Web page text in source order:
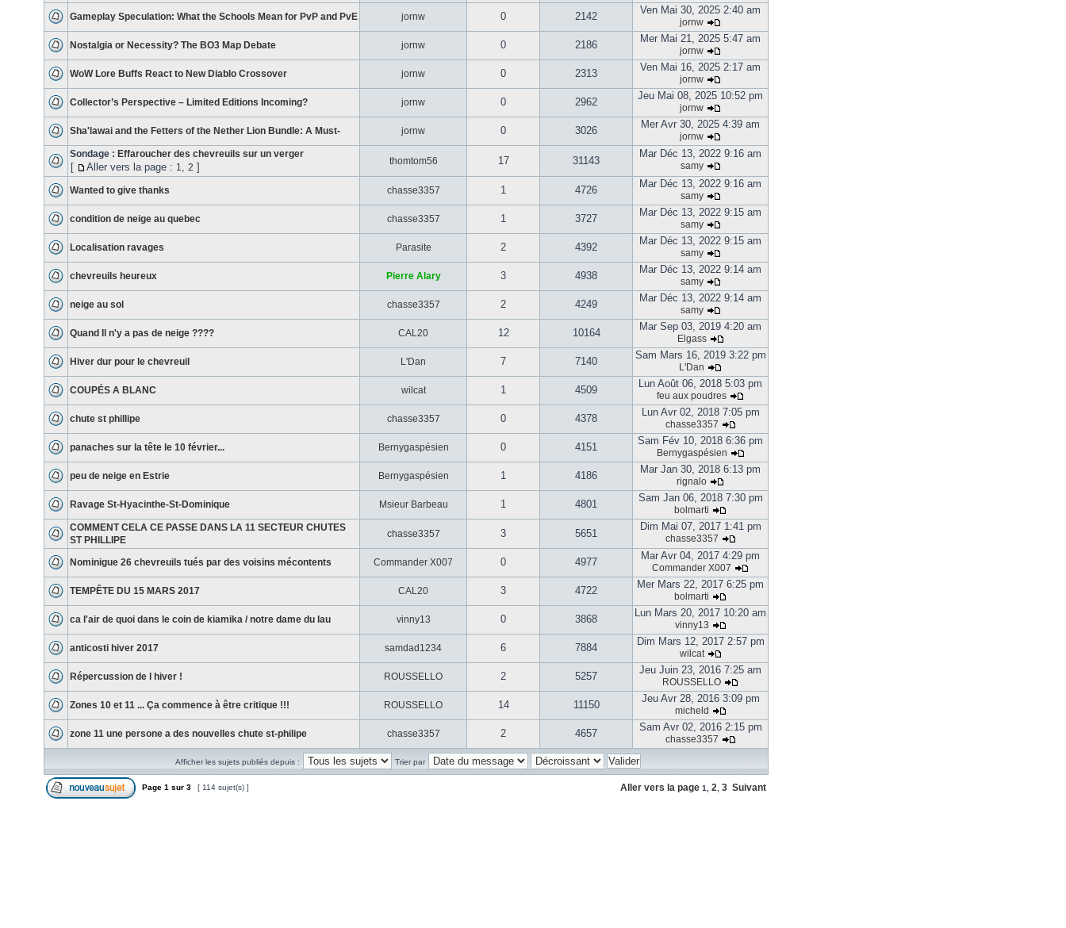
Gameplay Speculation: What the Schools Mean for PvP and PvE jornw 0 2142
Ven Mai 30, 2025 2:40 am
jornw
Nostalgia or Necessity? The BO3 Map Debate jornw 0 2186
Mer Mai 21, 2025 5:47 am
jornw
WoW Lore Buffs React to New Diablo Crossover jornw 0 2313
Ven Mai 16, 2025 2:17 am
jornw
Collector’s Perspective – Limited Editions Incoming? jornw 0 2962
Jeu Mai 08, 2025 10:52 pm
jornw
Sha'lawai and the Fetters of the Nether Lion Bundle: A Must- jornw 0 3026
Mer Avr 30, 2025 4:39 am
jornw
Sondage : Effaroucher des chevreuils sur un verger
[ Aller vers la page : 1, 2 ] thomtom56 17 31143
Mar Déc 13, 2022 9:16 am
samy
Wanted to give thanks chasse3357 1 4726
Mar Déc 13, 2022 9:16 am
samy
condition de neige au quebec chasse3357 1 3727
Mar Déc 13, 2022 9:15 am
samy
Localisation ravages Parasite 2 4392
Mar Déc 13, 2022 9:15 am
samy
chevreuils heureux Pierre Alary 3 4938
Mar Déc 13, 2022 9:14 am
samy
neige au sol chasse3357 2 4249
Mar Déc 13, 2022 9:14 am
samy
Quand Il n'y a pas de neige ???? CAL20 12 10164
Mar Sep 03, 2019 4:20 am
Elgass
Hiver dur pour le chevreuil L'Dan 7 7140
Sam Mars 16, 2019 3:22 pm
L'Dan
COUPÉS A BLANC wilcat 1 4509
Lun Août 06, 2018 5:03 pm
feu aux poudres
chute st phillipe chasse3357 0 4378
Lun Avr 02, 2018 7:05 pm
chasse3357
panaches sur la tête le 10 février... Bernygaspésien 0 4151
Sam Fév 10, 2018 6:36 pm
Bernygaspésien
peu de neige en Estrie Bernygaspésien 1 4186
Mar Jan 30, 2018 6:13 pm
rignalo
Ravage St-Hyacinthe-St-Dominique Msieur Barbeau 1 4801
Sam Jan 06, 2018 7:30 pm
bolmarti
COMMENT CELA CE PASSE DANS LA 11 SECTEUR CHUTES
ST PHILLIPE
chasse3357 3 5651
Dim Mai 07, 2017 1:41 pm
chasse3357
Nominigue 26 chevreuils tués par des voisins mécontents Commander X007 0 4977
Mar Avr 04, 2017 4:29 pm
Commander X007
TEMPÊTE DU 15 MARS 2017 CAL20 3 4722
Mer Mars 22, 2017 6:25 pm
bolmarti
ca l'air de quoi dans le coin de kiamika / notre dame du lau vinny13 0 3868
Lun Mars 20, 2017 10:20 am
vinny13
anticosti hiver 2017 samdad1234 6 7884
Dim Mars 12, 2017 2:57 pm
wilcat
Répercussion de l hiver ! ROUSSELLO 2 5257
Jeu Juin 23, 2016 7:25 am
ROUSSELLO
Zones 10 et 11 ... Ça commence à être critique !!! ROUSSELLO 14 11150
Jeu Avr 28, 2016 3:09 pm
micheld
zone 11 une persone a des nouvelles chute st-philipe chasse3357 2 4657
Sam Avr 02, 2016 2:15 pm
chasse3357
Afficher les sujets publiés depuis : Trier par
Page 1 sur 3 [ 114 sujet(s) ] Aller vers la page 1 2 3 Suivant